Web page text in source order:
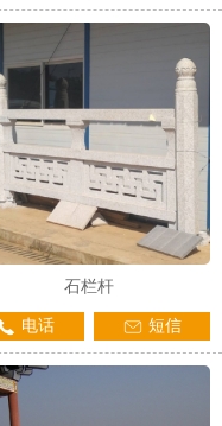
石栏杆
电话 短信